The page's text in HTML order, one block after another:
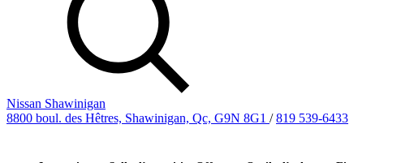
Nissan Shawinigan
8800 boul. des Hêtres, Shawinigan, Qc, G9N 8G1 / 819 539-6433